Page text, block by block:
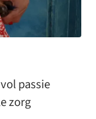
passie
zorg